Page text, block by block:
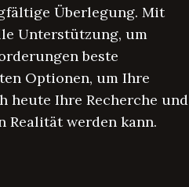
Überlegung. Mit
Unterstützung, um
beste
Optionen, um Ihre
heute Ihre Recherche und
Realität werden kann.